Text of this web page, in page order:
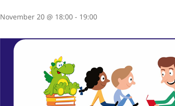
November 20 @ 18:00 - 19:00